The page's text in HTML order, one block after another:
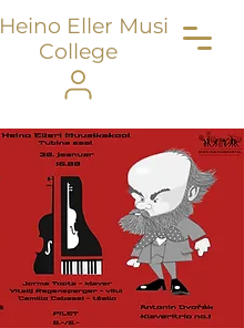
Heino Eller Music
College